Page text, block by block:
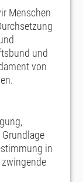
Menschen
und
von
in